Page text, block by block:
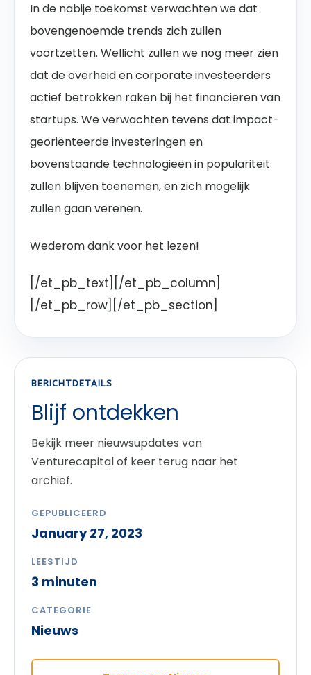
In de nabije toekomst verwachten we dat
bovengenoemde trends zich zullen
voortzetten. Wellicht zullen we nog meer zien
dat de overheid en corporate investeerders
actief betrokken raken bij het financieren van
startups. We verwachten tevens dat impact-
georiënteerde investeringen en
bovenstaande technologieën in populariteit
zullen blijven toenemen, en zich mogelijk
zullen gaan verenen.
Wederom dank voor het lezen!
[/et_pb_text][/et_pb_column]
[/et_pb_row][/et_pb_section]
BERICHTDETAILS
Blijf ontdekken
Bekijk meer nieuwsupdates van
Venturecapital of keer terug naar het
archief.
GEPUBLICEERD
January 27, 2023
LEESTIJD
3 minuten
CATEGORIE
Nieuws